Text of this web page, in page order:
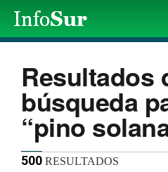
Resultados
búsqueda
“pino
500 RESULTADOS